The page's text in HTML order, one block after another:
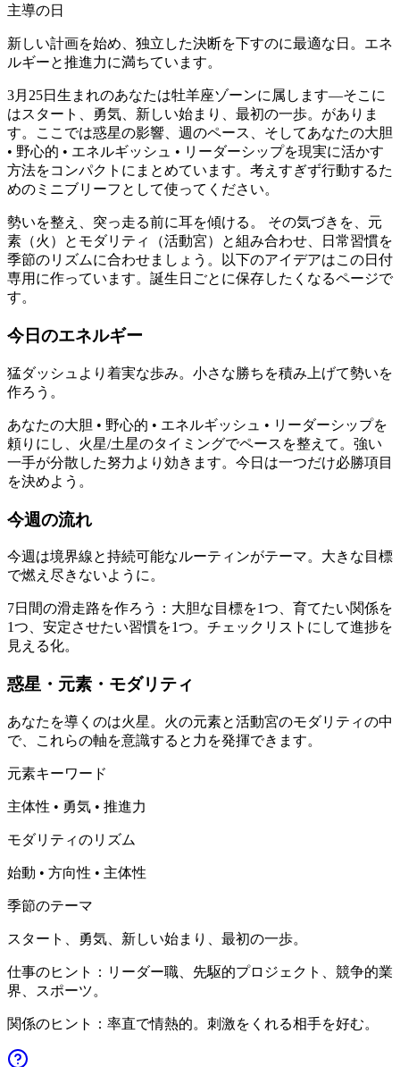
主導の日
新しい計画を始め、独立した決断を下すのに最適な日。エネ
ルギーと推進力に満ちています。
3月25日生まれのあなたは牡羊座ゾーンに属します—そこに
はスタート、勇気、新しい始まり、最初の一歩。がありま
す。ここでは惑星の影響、週のペース、そしてあなたの大胆
• 野心的 • エネルギッシュ • リーダーシップを現実に活かす
方法をコンパクトにまとめています。考えすぎず行動するた
めのミニブリーフとして使ってください。
勢いを整え、突っ走る前に耳を傾ける。 その気づきを、元
素（火）とモダリティ（活動宮）と組み合わせ、日常習慣を
季節のリズムに合わせましょう。以下のアイデアはこの日付
専用に作っています。誕生日ごとに保存したくなるページで
す。
今日のエネルギー
猛ダッシュより着実な歩み。小さな勝ちを積み上げて勢いを
作ろう。
あなたの大胆 • 野心的 • エネルギッシュ • リーダーシップを
頼りにし、火星/土星のタイミングでペースを整えて。強い
一手が分散した努力より効きます。今日は一つだけ必勝項目
を決めよう。
今週の流れ
今週は境界線と持続可能なルーティンがテーマ。大きな目標
で燃え尽きないように。
7日間の滑走路を作ろう：大胆な目標を1つ、育てたい関係を
1つ、安定させたい習慣を1つ。チェックリストにして進捗を
見える化。
惑星・元素・モダリティ
あなたを導くのは火星。火の元素と活動宮のモダリティの中
で、これらの軸を意識すると力を発揮できます。
元素キーワード
主体性 • 勇気 • 推進力
モダリティのリズム
始動 • 方向性 • 主体性
季節のテーマ
スタート、勇気、新しい始まり、最初の一歩。
仕事のヒント：リーダー職、先駆的プロジェクト、競争的業
界、スポーツ。
関係のヒント：率直で情熱的。刺激をくれる相手を好む。